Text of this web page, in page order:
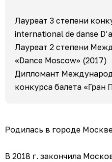
Лауреат 3 степени
international de danse
Лауреат 2 степени
«Dance Moscow» (2017)
Дипломант
конкурса балета
Родилась в городе
В 2018 г. закончила